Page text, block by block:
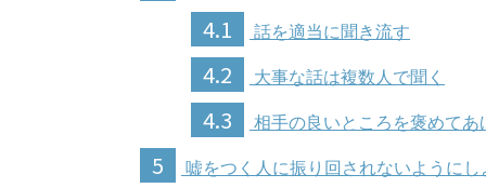
4.1 話を適当に聞き流す
4.2 大事な話は複数人で聞く
4.3 相手の良いところを褒めてあ
5 嘘をつく人に振り回されないようにし